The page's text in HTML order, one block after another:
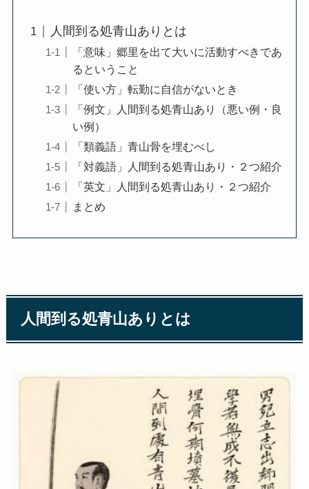
人間到る処青山ありとは
「意味」郷里を出て大いに活動すべきであ
るということ
「使い方」転勤に自信がないとき
「例文」人間到る処青山あり（悪い例・良
い例）
「類義語」青山骨を埋むべし
「対義語」人間到る処青山あり・２つ紹介
「英文」人間到る処青山あり・２つ紹介
まとめ
人間到る処青山ありとは